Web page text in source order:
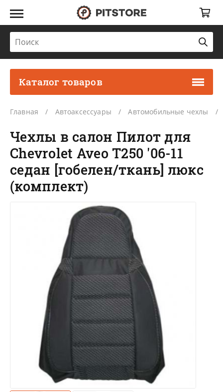
Каталог товаров
Главная Автоаксессуары Автомобильные чехлы
Чехлы в салон Пилот для
Chevrolet Aveo T250 '06-11
седан [гобелен/ткань] люкс
(комплект)